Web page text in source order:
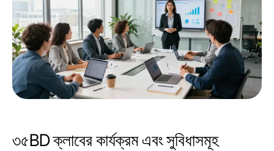
৩৫BD ক্লাবের কার্যক্রম এবং সুবিধাসমূহ